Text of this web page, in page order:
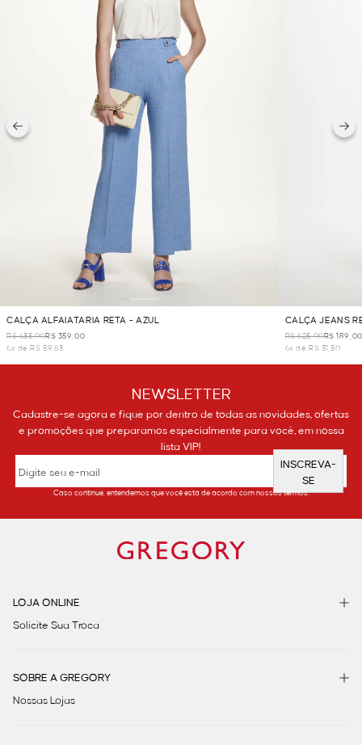
CALÇA ALFAIATARIA RETA - AZUL
R$ 635,00R$ 359,00
6x de R$ 59,83
CALÇA JEANS
R$ 625,00R$ 189,00
6x de R$ 31,50
NEWSLETTER
Cadastre-se agora e fique por dentro de todas as novidades, ofertas
e promoções que preparamos especialmente para você, em nossa
lista VIP!
INSCREVA-
SE
Caso continue, entendemos que você está de acordo com nossos termos.
LOJA ONLINE
Solicite Sua Troca
SOBRE A GREGORY
Nossas Lojas